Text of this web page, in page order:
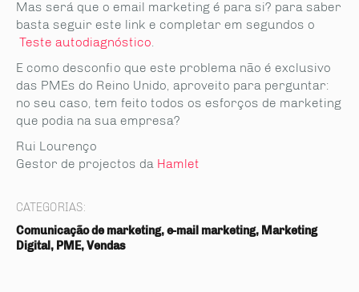
Mas será que o email marketing é para si? para saber
basta seguir este link e completar em segundos o
Teste autodiagnóstico.
E como desconfio que este problema não é exclusivo
das PMEs do Reino Unido, aproveito para perguntar:
no seu caso, tem feito todos os esforços de marketing
que podia na sua empresa?
Rui Lourenço
Gestor de projectos da Hamlet
CATEGORIAS:
Comunicação de marketing, e-mail marketing, Marketing
Digital, PME, Vendas